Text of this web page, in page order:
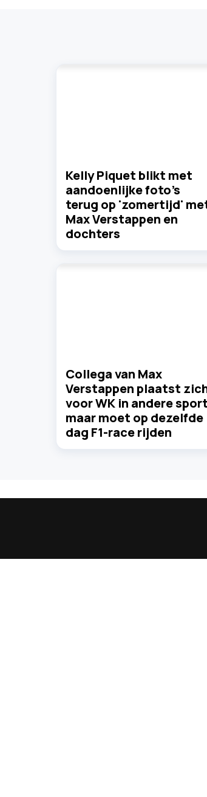
Kelly Piquet blikt met
aandoenlijke foto's
terug op 'zomertijd'
Max Verstappen en
dochters
Collega van Max
Verstappen plaatst
voor WK in andere
maar moet op dezelfde
dag F1-race rijden